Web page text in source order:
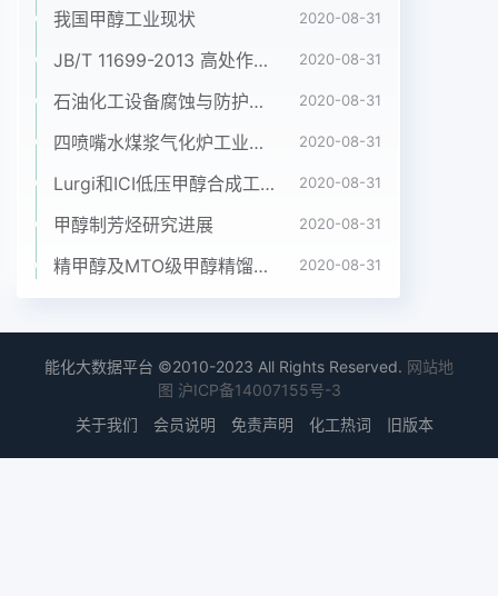
教研基金(2012JCJY20)资助项目[作者简介]赵晓云
YHaCNMHG电动力学和等离子体等方面的教学和研
究。1132012年12月廊坊师范学院学报(自然科学版)
第12卷·第6期起来,并且又区分开来,起到举一反三、
触类旁通的势g,从而将有关电场矢量的求解转化为标
量问作用。同时,教师备课和组织教材也会感到轻松
和题的求解。根据静磁场场方程有旋性且具有局域容
在适当的空间位置处(小A·di=0)静磁真空中静电场与
静磁场部分内容采用类比教学在文献[6]中已经有了
一定的说明,本文主要就电动场的求解也可以引入标
势而将矢量B的求解转化力学所包含的其它方面的主
要知识进一步利用类为磁标势gn的求解,静电势和磁
标势的类比见比法来阐述,以期给有关方面的读者提
我国甲醇工业现状 2020-08-31
JB/T 11699-2013 高处作业吊篮安装、拆卸、使用技术规程 2020-08-31
石油化工设备腐蚀与防护参考书十本免费下载，绝版珍藏 2020-08-31
四喷嘴水煤浆气化炉工业应用情况简介 2020-08-31
Lurgi和ICI低压甲醇合成工艺比较 2020-08-31
甲醇制芳烃研究进展 2020-08-31
精甲醇及MTO级甲醇精馏工艺技术进展 2020-08-31
能化大数据平台 ©2010-2023 All Rights Reserved. 网站地
图 沪ICP备14007155号-3
关于我们
会员说明 免责声明 化工热词 旧版本